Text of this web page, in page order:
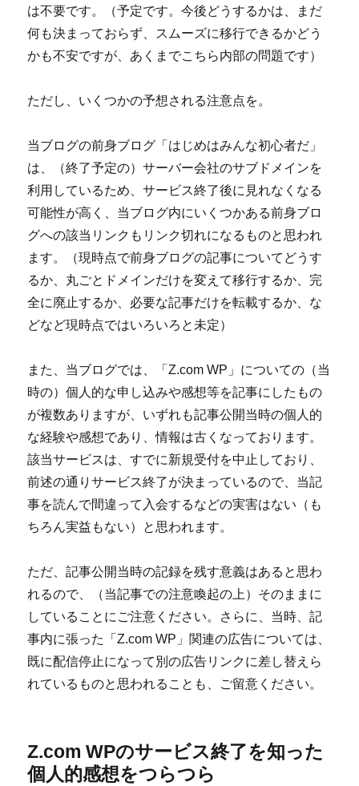
は不要です。（予定です。今後どうするかは、まだ
何も決まっておらず、スムーズに移行できるかどう
かも不安ですが、あくまでこちら内部の問題です）
ただし、いくつかの予想される注意点を。
当ブログの前身ブログ「はじめはみんな初心者だ」
は、（終了予定の）サーバー会社のサブドメインを
利用しているため、サービス終了後に見れなくなる
可能性が高く、当ブログ内にいくつかある前身ブロ
グへの該当リンクもリンク切れになるものと思われ
ます。（現時点で前身ブログの記事についてどうす
るか、丸ごとドメインだけを変えて移行するか、完
全に廃止するか、必要な記事だけを転載するか、な
どなど現時点ではいろいろと未定）
また、当ブログでは、「Z.com WP」についての（当
時の）個人的な申し込みや感想等を記事にしたもの
が複数ありますが、いずれも記事公開当時の個人的
な経験や感想であり、情報は古くなっております。
該当サービスは、すでに新規受付を中止しており、
前述の通りサービス終了が決まっているので、当記
事を読んで間違って入会するなどの実害はない（も
ちろん実益もない）と思われます。
ただ、記事公開当時の記録を残す意義はあると思わ
れるので、（当記事での注意喚起の上）そのままに
していることにご注意ください。さらに、当時、記
事内に張った「Z.com WP」関連の広告については、
既に配信停止になって別の広告リンクに差し替えら
れているものと思われることも、ご留意ください。
Z.com WPのサービス終了を知った
個人的感想をつらつら